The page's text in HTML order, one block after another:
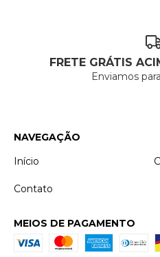
FRETE GRÁTIS
Enviamos
NAVEGAÇÃO
Início
Contato
MEIOS DE PAGAMENTO